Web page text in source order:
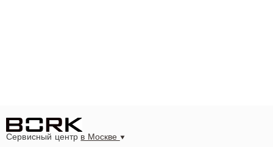
Сервисный центр в Москве